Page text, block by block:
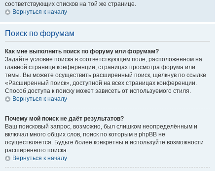
соответствующих списков на той же странице.
Вернуться к началу
Поиск по форумам
Как мне выполнить поиск по форуму или форумам?
Задайте условие поиска в соответствующем поле, расположенном на
главной странице конференции, страницах просмотра форума или
темы. Вы можете осуществить расширенный поиск, щёлкнув по ссылке
«Расширенный поиск», доступной на всех страницах конференции.
Способ доступа к поиску может зависеть от используемого стиля.
Вернуться к началу
Почему мой поиск не даёт результатов?
Ваш поисковый запрос, возможно, был слишком неопределённым и
включал много общих слов, поиск по которым в phpBB не
осуществляется. Будьте более конкретны и используйте возможности
расширенного поиска.
Вернуться к началу